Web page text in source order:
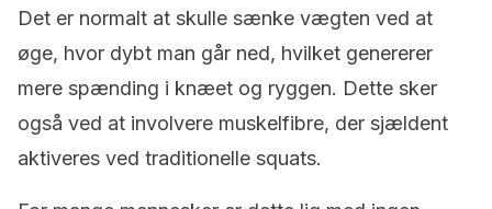
Det er normalt at skulle sænke vægten ved at
øge, hvor dybt man går ned, hvilket genererer
mere spænding i knæet og ryggen. Dette sker
også ved at involvere muskelfibre, der sjældent
aktiveres ved traditionelle squats.